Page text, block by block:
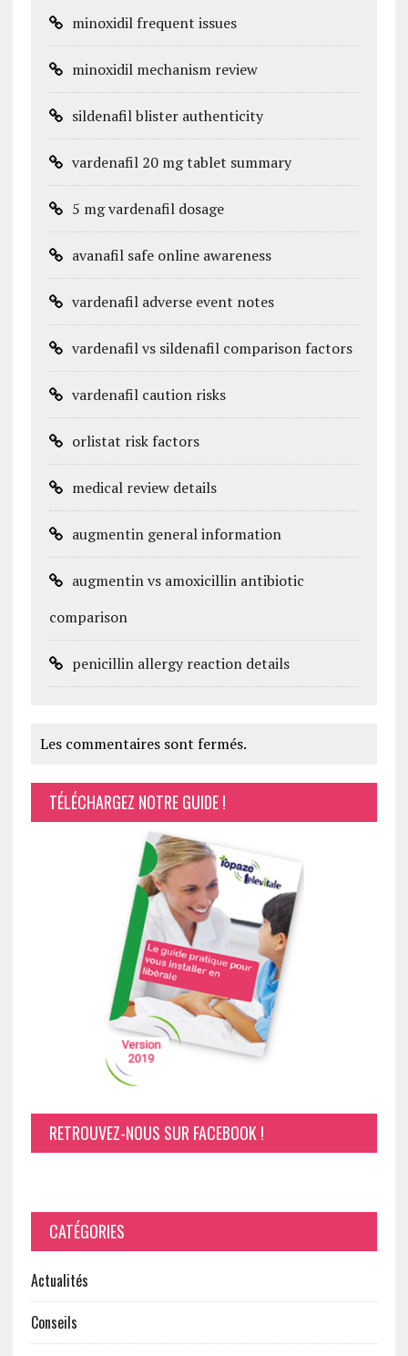
minoxidil frequent issues
minoxidil mechanism review
sildenafil blister authenticity
vardenafil 20 mg tablet summary
5 mg vardenafil dosage
avanafil safe online awareness
vardenafil adverse event notes
vardenafil vs sildenafil comparison factors
vardenafil caution risks
orlistat risk factors
medical review details
augmentin general information
augmentin vs amoxicillin antibiotic
comparison
penicillin allergy reaction details
Les commentaires sont fermés.
TÉLÉCHARGEZ NOTRE GUIDE !
RETROUVEZ-NOUS SUR FACEBOOK !
CATÉGORIES
Actualités
Conseils